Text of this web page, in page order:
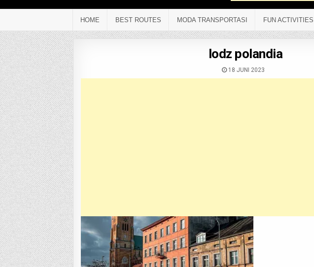
HOME BEST ROUTES MODA TRANSPORTASI FUN ACTIVITIES
lodz polandia
18 JUNI 2023